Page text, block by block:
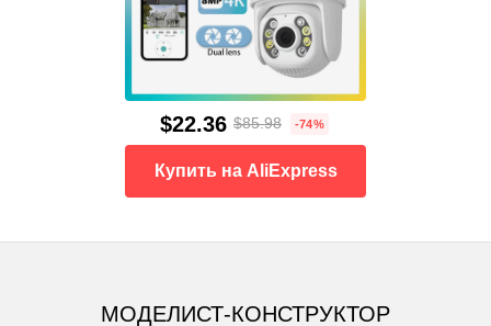
$22.36 $85.98 -74%
Купить на AliExpress
МОДЕЛИСТ-КОНСТРУКТОР